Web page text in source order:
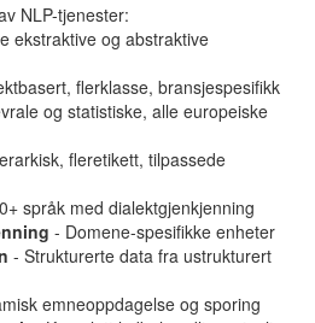
NLP-tjenester:
ekstraktive og abstraktive
flerklasse, bransjespesifikk
og statistiske, alle europeiske
fleretikett, tilpassede
språk med dialektgjenkjenning
- Domene-spesifikke enheter
- Strukturerte data fra ustrukturert
emneoppdagelse og sporing